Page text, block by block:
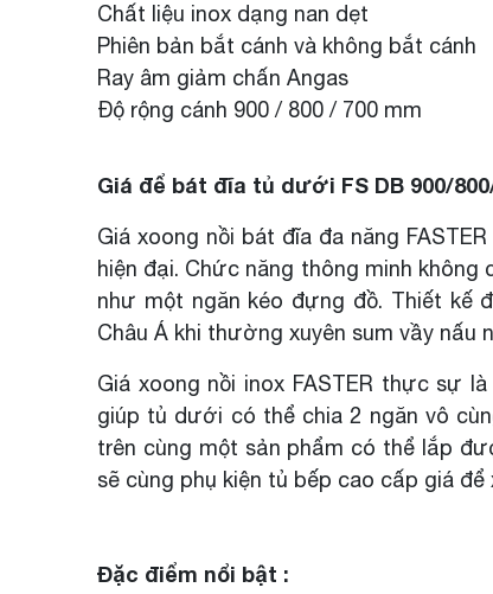
Chất liệu inox dạng nan dẹt
Phiên bản bắt cánh và không bắt cánh
Ray âm giảm chấn Angas
Độ rộng cánh 900 / 800 / 700 mm
Giá để bát đĩa tủ dưới FS DB 900/
Giá xoong nồi bát đĩa đa năng
hiện đại. Chức năng thông minh
như một ngăn kéo đựng đồ. Thiết kế
Châu Á khi thường xuyên sum vầy
Giá xoong nồi inox FASTER thực sự
giúp tủ dưới có thể chia 2 ngăn vô
trên cùng một sản phẩm có thể lắp
sẽ cùng phụ kiện tủ bếp cao cấp giá để
Đặc điểm nổi bật :